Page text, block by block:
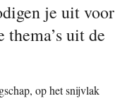
je uit voor
uit de
op het snijvlak